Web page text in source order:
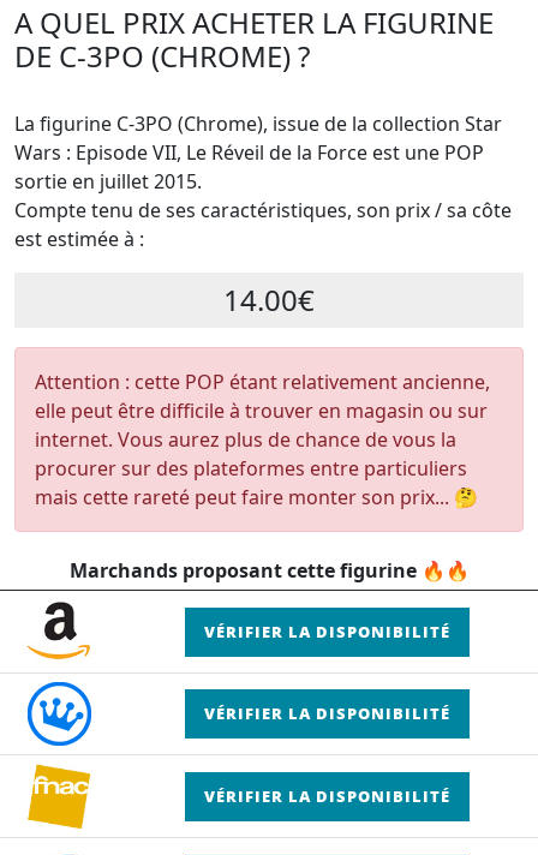
A QUEL PRIX ACHETER LA FIGURINE
DE C-3PO (CHROME) ?
La figurine C-3PO (Chrome), issue de la collection Star
Wars : Episode VII, Le Réveil de la Force est une POP
sortie en juillet 2015.
Compte tenu de ses caractéristiques, son prix / sa côte
est estimée à :
14.00€
Attention : cette POP étant relativement ancienne,
elle peut être difficile à trouver en magasin ou sur
internet. Vous aurez plus de chance de vous la
procurer sur des plateformes entre particuliers
mais cette rareté peut faire monter son prix... 🤔
Marchands proposant cette figurine 🔥🔥
VÉRIFIER LA DISPONIBILITÉ
VÉRIFIER LA DISPONIBILITÉ
VÉRIFIER LA DISPONIBILITÉ